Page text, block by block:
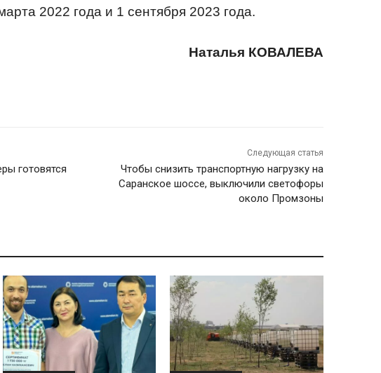
2022 года и 1 сентября 2023 года.
Наталья КОВАЛЕВА
готовятся
Следующая статья
Чтобы снизить транспортную нагрузку на
Саранское шоссе, выключили светофоры
около Промзоны